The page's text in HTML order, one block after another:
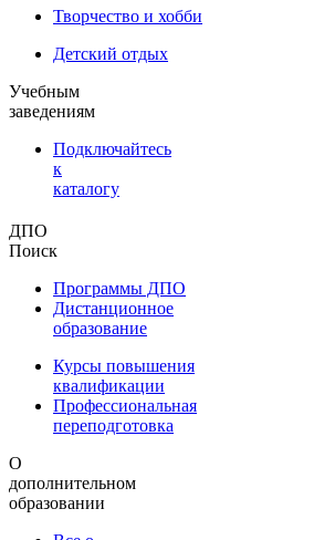
Творчество и хобби
Детский отдых
Учебным
заведениям
Подключайтесь
к
каталогу
ДПО
Поиск
Программы ДПО
Дистанционное
образование
Курсы повышения
квалификации
Профессиональная
переподготовка
О
дополнительном
образовании